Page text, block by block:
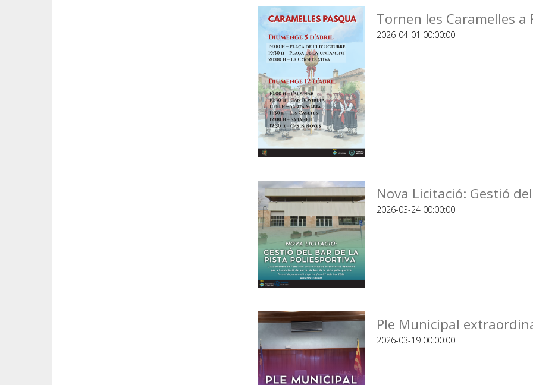
Tornen les Caramelles a
2026-04-01 00:00:00
Nova Licitació: Gestió
2026-03-24 00:00:00
Ple Municipal
2026-03-19 00:00:00